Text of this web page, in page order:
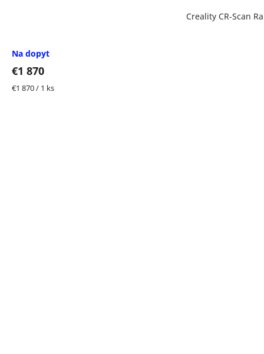
Creality CR-Scan
Na dopyt
€1 870
Jednotková
€1 870 / 1 ks